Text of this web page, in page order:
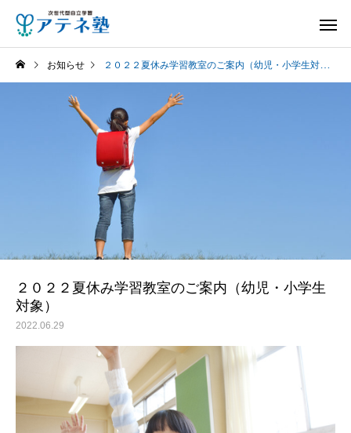
お知らせ ２０２２夏休み学習教室のご案内（幼児・小学生対象）
２０２２夏休み学習教室のご案内（幼児・小学生
対象）
2022.06.29